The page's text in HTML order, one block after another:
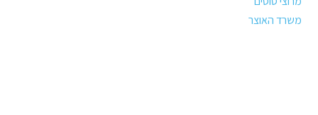
משרד האוצר